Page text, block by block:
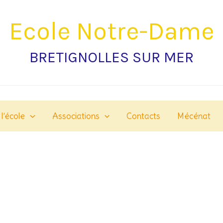
Ecole Notre-Dame
BRETIGNOLLES SUR MER
Associations Contacts Mécénat